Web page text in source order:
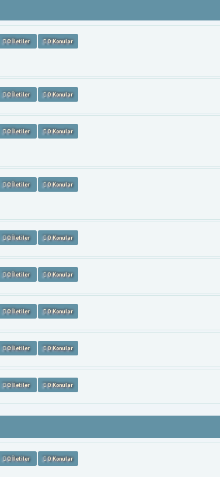
0: İletiler 0: Konular
0: İletiler 0: Konular
0: İletiler 0: Konular
0: İletiler 0: Konular
0: İletiler 0: Konular
0: İletiler 0: Konular
0: İletiler 0: Konular
0: İletiler 0: Konular
0: İletiler 0: Konular
0: İletiler 0: Konular